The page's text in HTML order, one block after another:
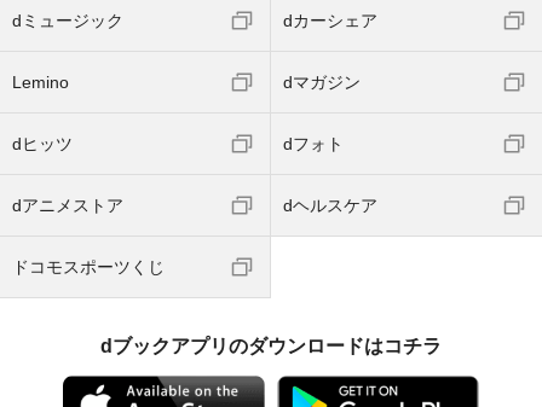
dミュージック dカーシェア
Lemino dマガジン
dヒッツ dフォト
dアニメストア dヘルスケア
ドコモスポーツくじ
dブックアプリのダウンロードはコチラ